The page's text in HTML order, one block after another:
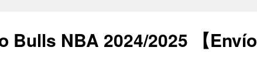
Bulls NBA 2024/2025 【Envío